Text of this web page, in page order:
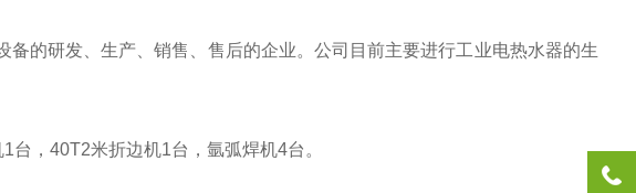
的研发、生产、销售、售后的企业。公司目前主要进行工业电热水器的生
台，40T2米折边机1台，氩弧焊机4台。